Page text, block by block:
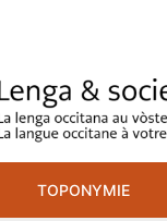
TOPONYMIE